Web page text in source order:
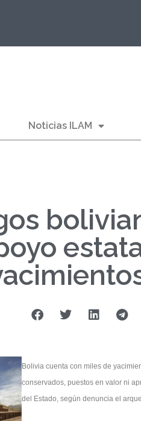
Noticias ILAM
Bolivia cuenta con miles de
conservados, puestos en valor ni
del Estado, según denuncia el